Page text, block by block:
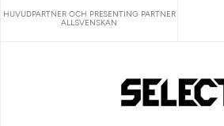
HUVUDPARTNER OCH PRESENTING PARTNER
ALLSVENSKAN